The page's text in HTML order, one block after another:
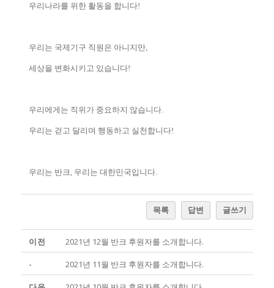
우리나라를 위한 활동을 합니다!
우리는 국제기구 직원은 아니지만,
세상을 변화시키고 있습니다!
우리에게는 직위가 중요하지 않습니다.
우리는 걷고 달리며 행동하고 실천합니다!
우리는 반크, 우리는 대한민국입니다.
목록 답변 글쓰기
이전 2021년 12월 반크 후원자를 소개합니다.
- 2021년 11월 반크 후원자를 소개합니다.